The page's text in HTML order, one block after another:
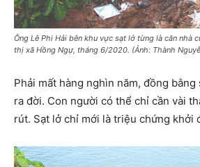
Ông Lê Phi Hải bên khu vực sạt lở từng là căn nhà
thị xã Hồng Ngự, tháng 6/2020. (Ảnh: Thành
Phải mất hàng nghìn năm, đồng
ra đời. Con người có thể chỉ cần vài
rút. Sạt lở chỉ mới là triệu chứng khởi